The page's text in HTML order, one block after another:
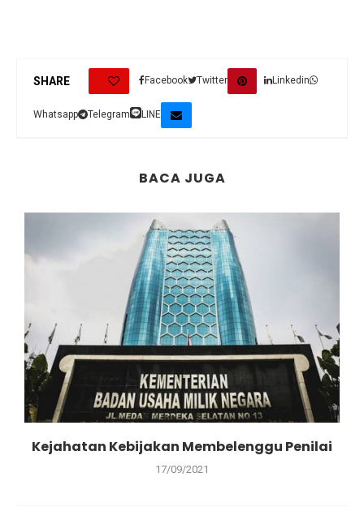
SHARE Facebook Twitter Linkedin
Whatsapp Telegram LINE
BACA JUGA
Kejahatan Kebijakan Membelenggu Penilai
17/09/2021